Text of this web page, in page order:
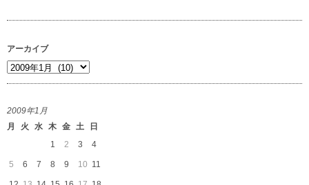
アーカイブ
ア
ー
イ
ブ
2009年1月
月
火 水 木 金 土
日
1
2 3 4
5 6 7 8 9 10 11